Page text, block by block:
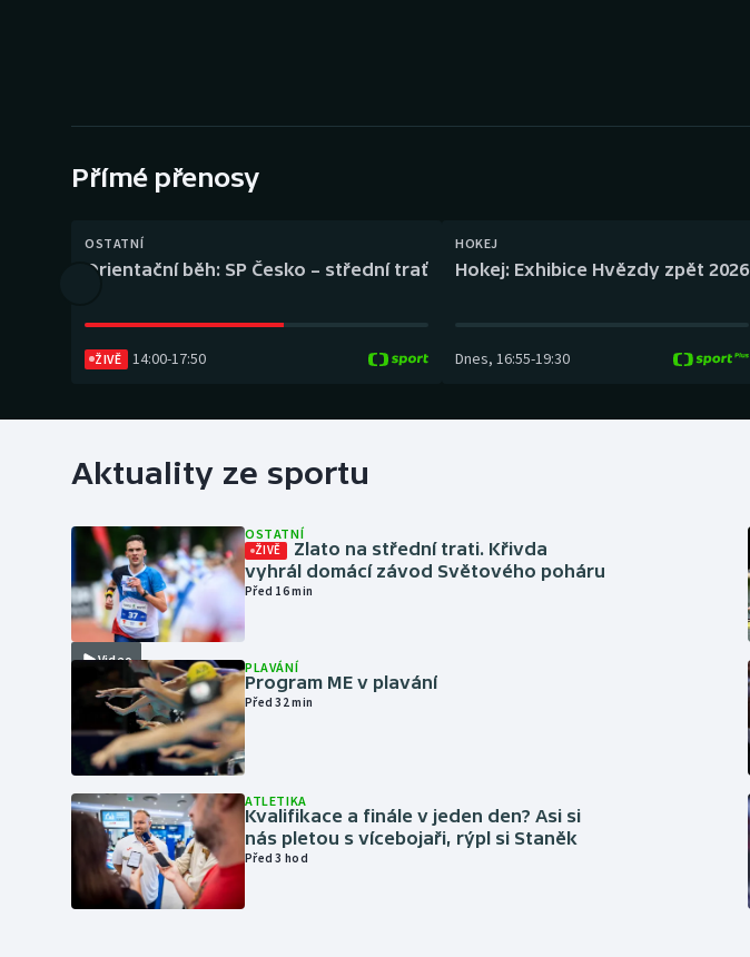
Gymnastika Plážový volejbal
Přímé přenosy
OSTATNÍ
Orientační běh: SP Česko – střední trať
ŽIVĚ 14:00-17:50
HOKEJ
Hokej: Exhibice Hvězdy zpět 2026
Dnes, 16:55-19:30
Aktuality ze sportu
Video
OSTATNÍ
ŽIVĚ
Zlato na střední trati. Křivda
vyhrál domácí závod Světového poháru
Před 16 min
PLAVÁNÍ
Program ME v plavání
Před 32 min
ATLETIKA
Kvalifikace a finále v jeden den? Asi si
nás pletou s vícebojaři, rýpl si Staněk
Před 3 hod